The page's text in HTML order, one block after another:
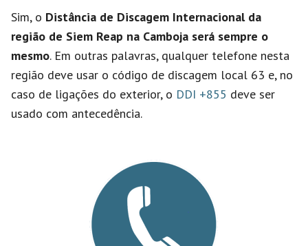
Sim, o Distância de Discagem Internacional da
região de Siem Reap na Camboja será sempre o
mesmo. Em outras palavras, qualquer telefone nesta
região deve usar o código de discagem local 63 e, no
caso de ligações do exterior, o DDI +855 deve ser
usado com antecedência.